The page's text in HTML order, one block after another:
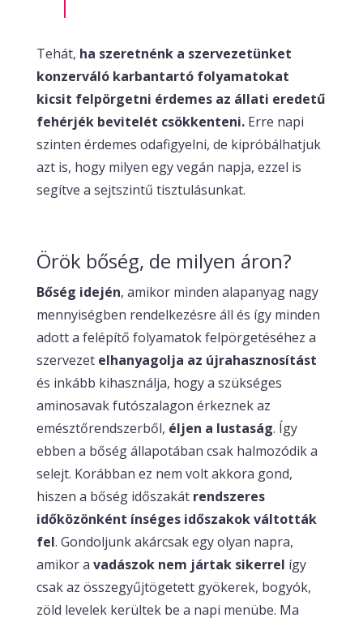
Tehát, ha szeretnénk a szervezetünket
konzerváló karbantartó folyamatokat
kicsit felpörgetni érdemes az állati eredetű
fehérjék bevitelét csökkenteni.Erre napi
szinten érdemes odafigyelni, de kipróbálhatjuk
azt is, hogy milyen egy vegán napja, ezzel is
segítve a sejtszintű tisztulásunkat.
Örök bőség, de milyen áron?
Bőség idején, amikor minden alapanyag nagy
mennyiségben rendelkezésre áll és így minden
adott a felépítő folyamatok felpörgetéséhez a
szervezet elhanyagolja az újrahasznosítást
és inkább kihasználja, hogy a szükséges
aminosavak futószalagon érkeznek az
emésztőrendszerből, éljen a lustaság. Így
ebben a bőség állapotában csak halmozódik a
selejt. Korábban ez nem volt akkora gond,
hiszen a bőség időszakát rendszeres
időközönként ínséges időszakok váltották
fel. Gondoljunk akárcsak egy olyan napra,
amikor a vadászok nem jártak sikerrel így
csak az összegyűjtögetett gyökerek, bogyók,
zöld levelek kerültek be a napi menübe. Ma